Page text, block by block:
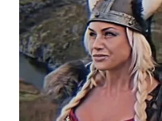
UMKM
WAHANA
SELEB
WAHANA